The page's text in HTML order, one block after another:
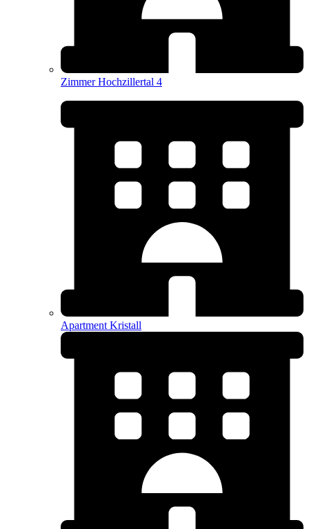
Zimmer Hochzillertal 4
Apartment Kristall